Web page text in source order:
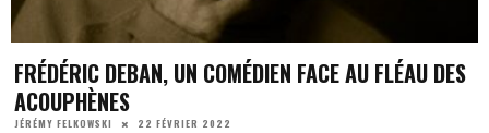
FRÉDÉRIC DEBAN, UN COMÉDIEN FACE AU FLÉAU DES
ACOUPHÈNES
JÉRÉMY FELKOWSKI 22 FÉVRIER 2022